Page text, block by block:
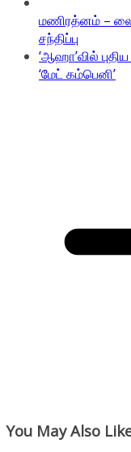
மணிரத்னம் –
சந்திப்பு
‘ஆஹா’வில்
‘மேட் கம்பெனி’
You May Also